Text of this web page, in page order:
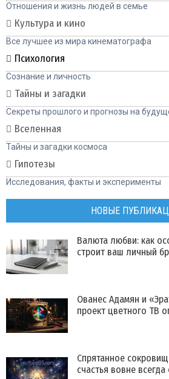
Отношения и жизнь людей в семье
Культура и кино
Все лучшее из мира кинематографа
Психология
Сознание и личность
Тайны и загадки
Секреты прошлого и прогнозы на
Вселенная
Тайны и загадки космоса
Гипотезы
Исследования, факты и эксперименты
НОВЫЕ
Валюта любви: как
строит ваш личный
Ованес Адамян и
проект цветного ТВ
Спрятанное
счастья вовне